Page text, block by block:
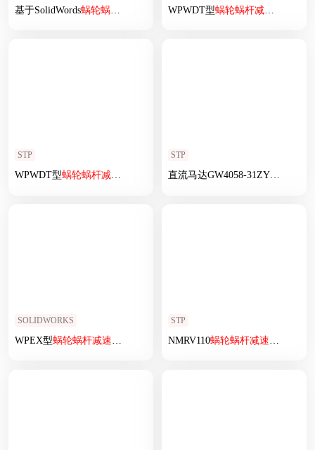
基于SolidWords蜗轮蜗杆 设计WPWDT型蜗轮蜗杆减速机
STP
WPWDT型蜗轮蜗杆减速机 WPWDT135-40-C
STP
直流马达GW4058-31ZY
蜗轮
SOLIDWORKS
WPEX型蜗轮蜗杆减速机 [WPEX50-80-300-A]
STP
NMRV110蜗轮蜗杆减速机